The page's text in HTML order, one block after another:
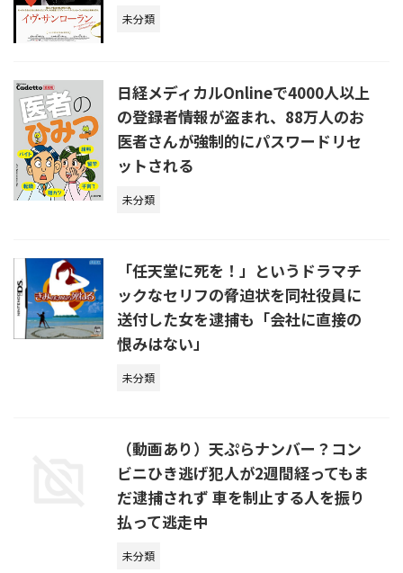
未分類
日経メディカルOnlineで4000人以上
の登録者情報が盗まれ、88万人のお
医者さんが強制的にパスワードリセ
ットされる
未分類
「任天堂に死を！」というドラマチ
ックなセリフの脅迫状を同社役員に
送付した女を逮捕も「会社に直接の
恨みはない」
未分類
（動画あり）天ぷらナンバー？コン
ビニひき逃げ犯人が2週間経ってもま
だ逮捕されず 車を制止する人を振り
払って逃走中
未分類